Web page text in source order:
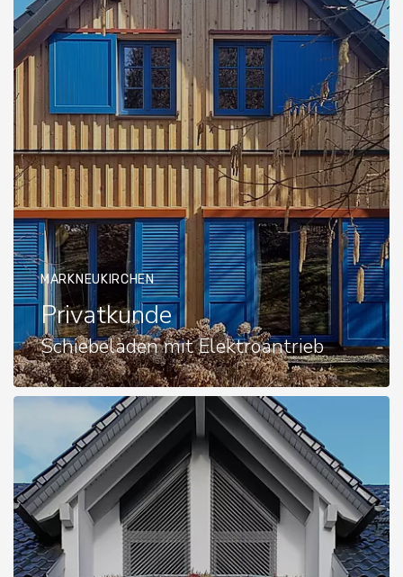
MARKNEUKIRCHEN
Privatkunde
Schiebeläden mit Elektroantrieb